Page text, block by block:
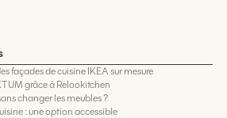
façades de cuisine IKEA sur mesure
grâce à Relookitchen
changer les meubles ?
: une option accessible